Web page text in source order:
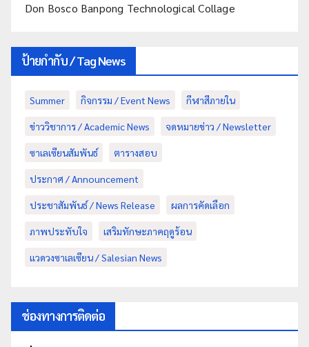
Don Bosco Banpong Technological Collage
ป้ายกำกับ / Tag News
Summer กิจกรรม / Event News กีฬาสีภายใน
ข่าววิชาการ / Academic News จดหมายข่าว / Newsletter
ซาเลเซียนสัมพันธ์ ตารางสอบ
ประกาศ / Announcement
ประชาสัมพันธ์ / News Release ผลการคัดเลือก
ภาพประทับใจ เสริมทักษะภาคฤดูร้อน
แวดวงซาเลเซียน / Salesian News
ช่องทางการติดต่อ